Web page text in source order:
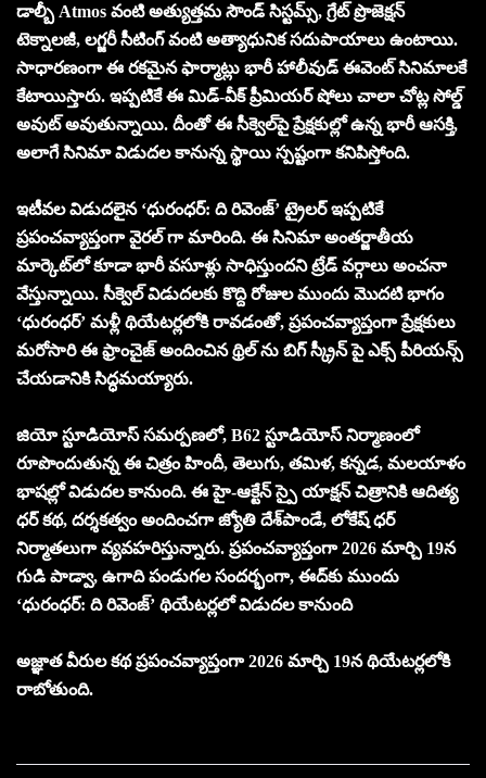
డాల్బీ Atmos వంటి అత్యుత్తమ సౌండ్ సిస్టమ్స్, గ్రేట్ ప్రొజెక్షన్
టెక్నాలజీ, లగ్జరీ సీటింగ్ వంటి అత్యాధునిక సదుపాయాలు ఉంటాయి.
సాధారణంగా ఈ రకమైన ఫార్మాట్లు భారీ హాలీవుడ్ ఈవెంట్ సినిమాలకే
కేటాయిస్తారు. ఇప్పటికే ఈ మిడ్-వీక్ ప్రీమియర్ షోలు చాలా చోట్ల సోల్డ్
అవుట్ అవుతున్నాయి. దీంతో ఈ సీక్వెల్‌పై ప్రేక్షకుల్లో ఉన్న భారీ ఆసక్తి,
అలాగే సినిమా విడుదల కానున్న స్థాయి స్పష్టంగా కనిపిస్తోంది.
ఇటీవల విడుదలైన ‘ధురంధర్: ది రివెంజ్’ ట్రైలర్ ఇప్పటికే
ప్రపంచవ్యాప్తంగా వైరల్ గా మారింది. ఈ సినిమా అంతర్జాతీయ
మార్కెట్‌లో కూడా భారీ వసూళ్లు సాధిస్తుందని ట్రేడ్ వర్గాలు అంచనా
వేస్తున్నాయి. సీక్వెల్ విడుదలకు కొద్ది రోజుల ముందు మొదటి భాగం
‘ధురంధర్’ మళ్లీ థియేటర్లలోకి రావడంతో, ప్రపంచవ్యాప్తంగా ప్రేక్షకులు
మరోసారి ఈ ఫ్రాంచైజ్ అందించిన థ్రిల్ ను బిగ్ స్క్రీన్ పై ఎక్స్ పీరియన్స్
చేయడానికి సిద్ధమయ్యారు.
జియో స్టూడియోస్ సమర్పణలో, B62 స్టూడియోస్ నిర్మాణంలో
రూపొందుతున్న ఈ చిత్రం హిందీ, తెలుగు, తమిళ, కన్నడ, మలయాళం
భాషల్లో విడుదల కానుంది. ఈ హై-ఆక్టేన్ స్పై యాక్షన్ చిత్రానికి ఆదిత్య
ధర్ కథ, దర్శకత్వం అందించగా జ్యోతి దేశ్‌పాండే, లోకేష్ ధర్
నిర్మాతలుగా వ్యవహరిస్తున్నారు. ప్రపంచవ్యాప్తంగా 2026 మార్చి 19న
గుడి పాడ్వా, ఉగాది పండుగల సందర్భంగా, ఈద్‌కు ముందు
‘ధురంధర్: ది రివెంజ్’ థియేటర్లలో విడుదల కానుంది
అజ్ఞాత వీరుల కథ ప్రపంచవ్యాప్తంగా 2026 మార్చి 19న థియేటర్లలోకి
రాబోతుంది.